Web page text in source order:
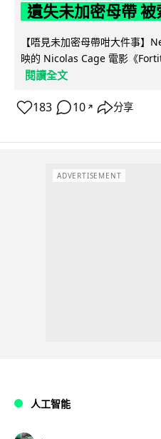
遺失未加密母帶
【唔見未加密母帶咁大件事】
映的 Nicolas Cage 電影《
閱讀全文
183 10 ↗ 分享
ADVERTISEMENT
人工智能